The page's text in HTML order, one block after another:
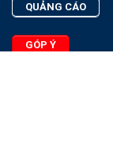
QUẢNG CÁO
GÓP Ý